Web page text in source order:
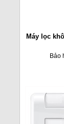
Máy lọc
Bảo